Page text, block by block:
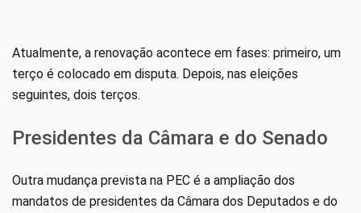
Atualmente, a renovação acontece em fases: primeiro, um
terço é colocado em disputa. Depois, nas eleições
seguintes, dois terços.
Presidentes da Câmara e do Senado
Outra mudança prevista na PEC é a ampliação dos
mandatos de presidentes da Câmara dos Deputados e do